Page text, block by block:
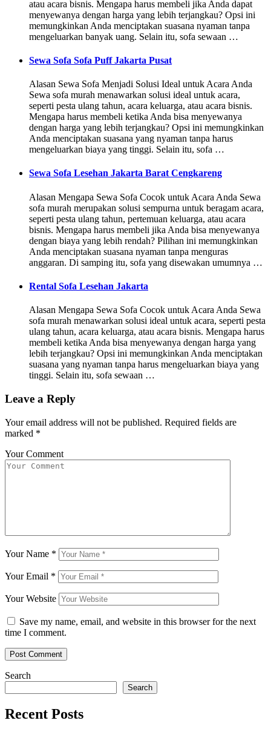
atau acara bisnis. Mengapa harus membeli jika Anda dapat
menyewanya dengan harga yang lebih terjangkau? Opsi ini
memungkinkan Anda menciptakan suasana nyaman tanpa
mengeluarkan banyak uang. Selain itu, sofa sewaan …
Sewa Sofa Sofa Puff Jakarta Pusat
Alasan Sewa Sofa Menjadi Solusi Ideal untuk Acara Anda
Sewa sofa murah menawarkan solusi ideal untuk acara,
seperti pesta ulang tahun, acara keluarga, atau acara bisnis.
Mengapa harus membeli ketika Anda bisa menyewanya
dengan harga yang lebih terjangkau? Opsi ini memungkinkan
Anda menciptakan suasana yang nyaman tanpa harus
mengeluarkan biaya yang tinggi. Selain itu, sofa …
Sewa Sofa Lesehan Jakarta Barat Cengkareng
Alasan Mengapa Sewa Sofa Cocok untuk Acara Anda Sewa
sofa murah merupakan solusi sempurna untuk beragam acara,
seperti pesta ulang tahun, pertemuan keluarga, atau acara
bisnis. Mengapa harus membeli jika Anda bisa menyewanya
dengan biaya yang lebih rendah? Pilihan ini memungkinkan
Anda menciptakan suasana nyaman tanpa menguras
anggaran. Di samping itu, sofa yang disewakan umumnya …
Rental Sofa Lesehan Jakarta
Alasan Mengapa Sewa Sofa Cocok untuk Acara Anda Sewa
sofa murah menawarkan solusi ideal untuk acara, seperti pesta
ulang tahun, acara keluarga, atau acara bisnis. Mengapa harus
membeli ketika Anda bisa menyewanya dengan harga yang
lebih terjangkau? Opsi ini memungkinkan Anda menciptakan
suasana yang nyaman tanpa harus mengeluarkan biaya yang
tinggi. Selain itu, sofa sewaan …
Leave a Reply
Your email address will not be published. Required fields are
marked *
Your Comment
Your Name *
Your Email *
Your Website
Save my name, email, and website in this browser for the next
time I comment.
Search
Search
Recent Posts